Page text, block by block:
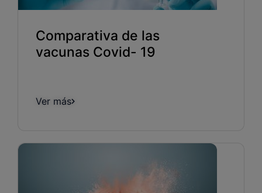
Hablemos
Comparativa de las
vacunas Covid- 19
Ver más